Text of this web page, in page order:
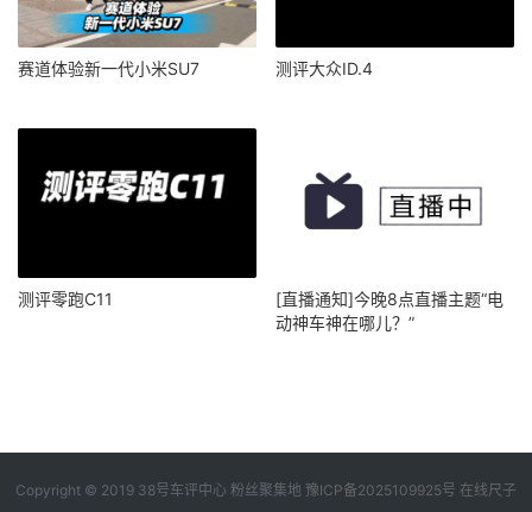
赛道体验新一代小米SU7 测评大众ID.4
测评零跑C11
[直播通知]今晚8点直播主题“电
动神车神在哪儿？”
Copyright © 2019 38号车评中心 粉丝聚集地 豫ICP备2025109925号 在线尺子